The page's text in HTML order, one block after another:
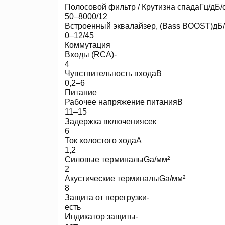
Полосовой фильтр / Крутизна спадаГц/дБ/
50–8000/12
Встроенный эквалайзер, (Bass
0–12/45
Коммутация
Входы (RCA)-
4
Чувствительность входаВ
0,2–6
Питание
Рабочее напряжение питанияВ
11–15
Задержка включениясек
6
Ток холостого ходаА
1,2
Силовые терминалыGa/мм²
2
Акустические терминалыGa/мм²
8
Защита от перегрузки-
есть
Индикатор защиты-